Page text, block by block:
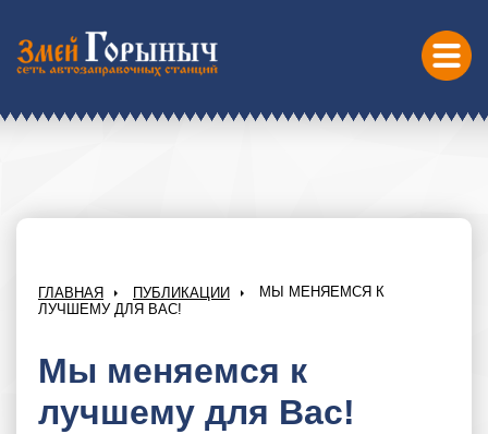
ГЛАВНАЯ ПУБЛИКАЦИИ
МЫ МЕНЯЕМСЯ К
ЛУЧШЕМУ ДЛЯ ВАС!
Мы меняемся к
лучшему для Вас!